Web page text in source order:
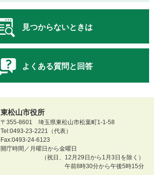
見つからないときは
よくある質問と回答
東松山市役所
〒355-8601 埼玉県東松山市松葉町1-1-58
Tel:0493-23-2221（代表）
Fax:0493-24-6123
開庁時間／月曜日から金曜日
（祝日、12月29日から1月3日を除く）
午前8時30分から午後5時15分